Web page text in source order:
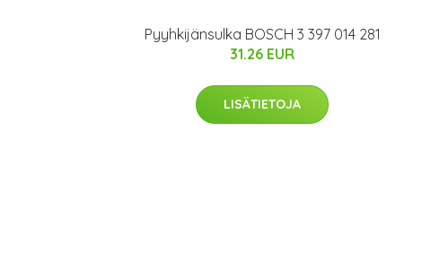
Pyyhkijänsulka BOSCH 3 397 014 281
31.26 EUR
LISÄTIETOJA